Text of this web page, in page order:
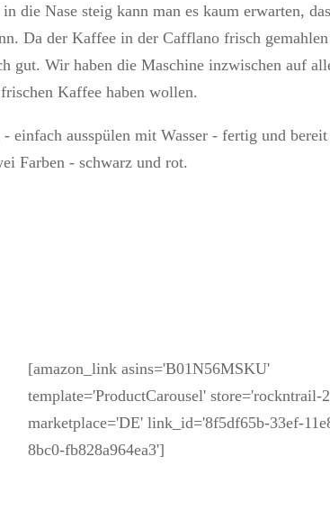
die Nase steig kann man es kaum erwarten,
Da der Kaffee in der Cafflano frisch gemahlen
gut. Wir haben die Maschine inzwischen auf
Kaffee haben wollen.
einfach ausspülen mit Wasser - fertig und
Farben - schwarz und rot.
[amazon_link asins='B01N56MSKU'
template='ProductCarousel' store='rockntrail-
marketplace='DE' link_id='8f5df65b-33ef-
8bc0-fb828a964ea3']